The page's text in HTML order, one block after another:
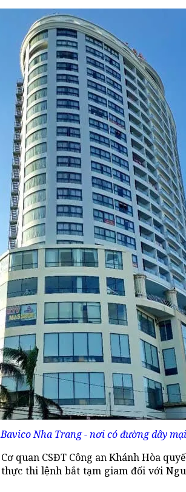
Nha Trang - nơi có đường dây
quan CSĐT Công an Khánh Hòa
thi lệnh bắt tạm giam đối với